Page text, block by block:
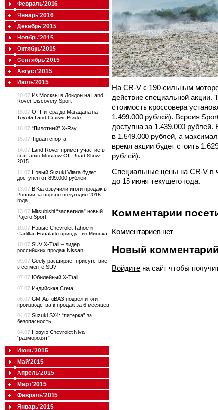
На CR-V с 190-сильным
действие специальной акции.
стоимость кроссовера
1.499.000 рублей). Версия
доступна за 1.439.000
в 1.549.000 рублей, а
время акции будет стоить
рублей).
Специальные цены на CR-V в
до 15 июня текущего года.
Комментарии
Комментариев нет
Новый
Войдите на сайт чтобы
Февраль'2016
Январь'2016
Декабрь'2015
Ноябрь'2015
Октябрь'2015
Сентябрь'2015
Август'2015
Июль'2015
20.07 Из Москвы в Лондон на Land
Rover Discovery Sport
18.07 От Питера до Магадана на
Toyota Land Cruiser Prado
16.07 “Пилотный” X-Ray
15.07 Tiguan спорта
14.07 Land Rover примет участие в
выставке Moscow Off-Road Show
2015
14.07 Новый Suzuki Vitara будет
доступен от 899.000 рублей
13.07 В Kia озвучили итоги продаж в
России за первое полугодие 2015
года
13.07 Mitsubishi “засветила” новый
Pajero Sport
10.07 Новые Chevrolet Tahoe и
Cadillac Escalade приедут из Минска
10.07 SUV X-Trail – лидер
российских продаж Nissan
09.07 Geely расширяет присутствие
в сегменте SUV
07.07 Юбилейный X-Trail
07.07 Индийская Creta
06.07 GM-АвтоВАЗ подвел итоги
производства и продаж за 6 месяцев
04.07 Suzuki SX4: “пятерка” за
безопасность
04.07 Новую Chevrolet Niva
“разморозят”
Июнь'2015
Май'2015
Апрель'2015
Март'2015
Февраль'2015
Январь'2015